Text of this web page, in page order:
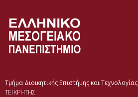
Τμήμα Διοικητικής Επιστήμης και Τεχνολογίας
ΤΕΙ ΚΡΗΤΗΣ